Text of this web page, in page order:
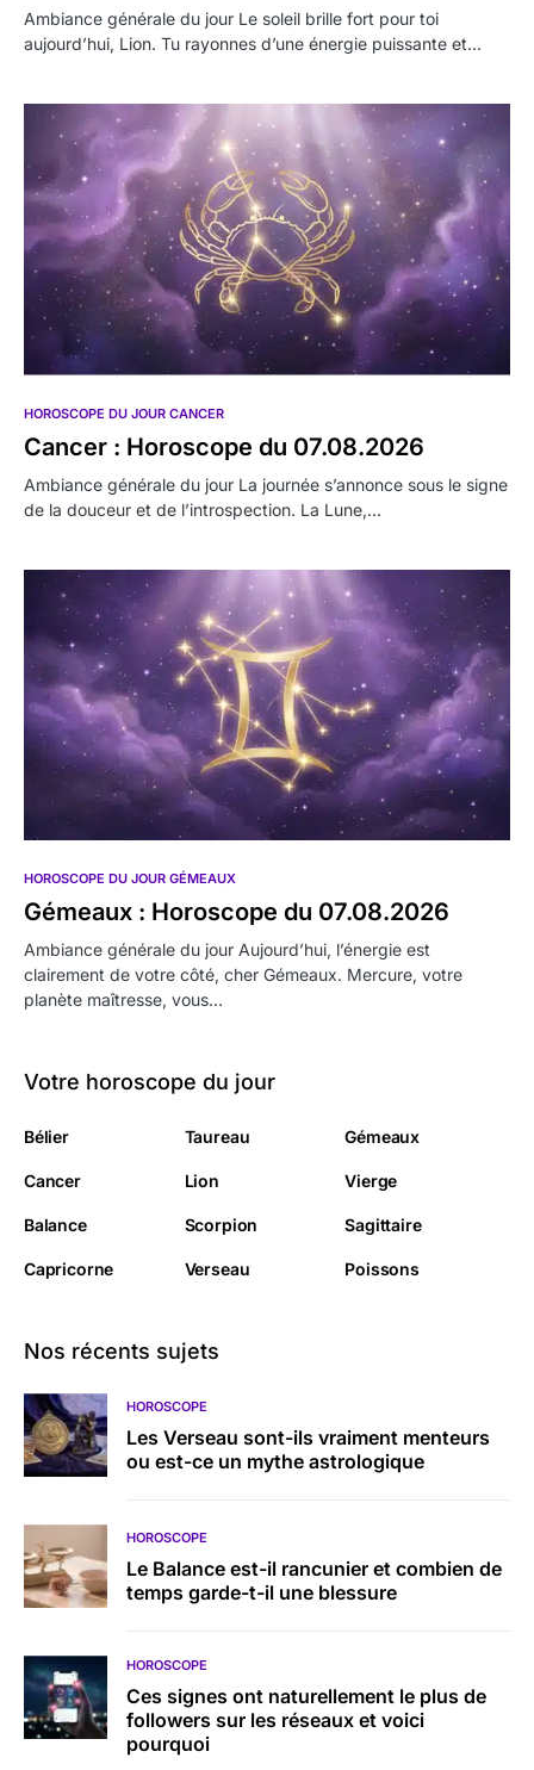
Ambiance générale du jour Le soleil brille fort pour toi
aujourd’hui, Lion. Tu rayonnes d’une énergie puissante et…
HOROSCOPE DU JOUR CANCER
Cancer : Horoscope du 07.08.2026
Ambiance générale du jour La journée s’annonce sous le signe
de la douceur et de l’introspection. La Lune,…
HOROSCOPE DU JOUR GÉMEAUX
Gémeaux : Horoscope du 07.08.2026
Ambiance générale du jour Aujourd’hui, l’énergie est
clairement de votre côté, cher Gémeaux. Mercure, votre
planète maîtresse, vous…
Votre horoscope du jour
Bélier Taureau Gémeaux
Cancer Lion Vierge
Balance Scorpion Sagittaire
Capricorne Verseau Poissons
Nos récents sujets
HOROSCOPE
Les Verseau sont-ils vraiment menteurs
ou est-ce un mythe astrologique
HOROSCOPE
Le Balance est-il rancunier et combien de
temps garde-t-il une blessure
HOROSCOPE
Ces signes ont naturellement le plus de
followers sur les réseaux et voici
pourquoi